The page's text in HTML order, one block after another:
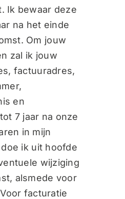
Ik bewaar deze
na het einde
Om jouw
zal ik jouw
factuuradres,
en
7 jaar na onze
in mijn
ik uit hoofde
wijziging
alsmede voor
facturatie